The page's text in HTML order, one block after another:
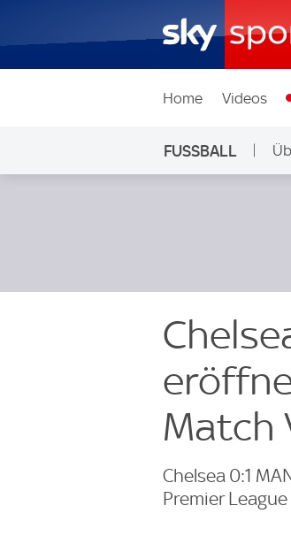
Home Videos
FUSSBALL
Match
Chelsea 0:1
Premier League